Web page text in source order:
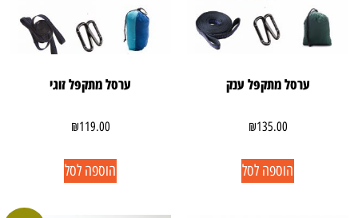
ערסל מתקפל ענק
₪135.00
הוספה לסל
ערסל מתקפל זוגי
₪119.00
הוספה לסל